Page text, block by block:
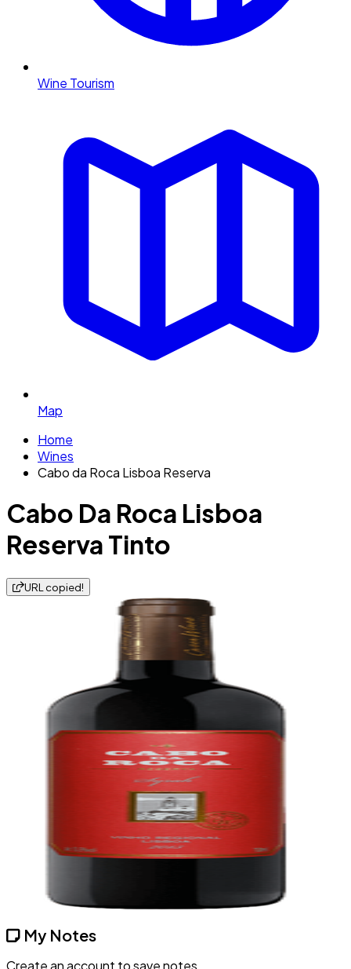
Wine Tourism
Map
Home
Wines
Cabo da Roca Lisboa Reserva
Cabo Da Roca Lisboa
Reserva Tinto
URL copied!
My Notes
Create an account to save notes